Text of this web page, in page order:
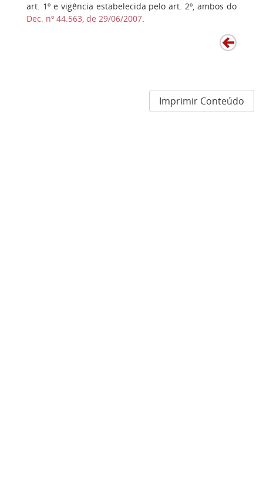
art. 1º e vigência estabelecida pelo art. 2º, ambos do
Dec. nº 44.563, de 29/06/2007.
Imprimir Conteúdo